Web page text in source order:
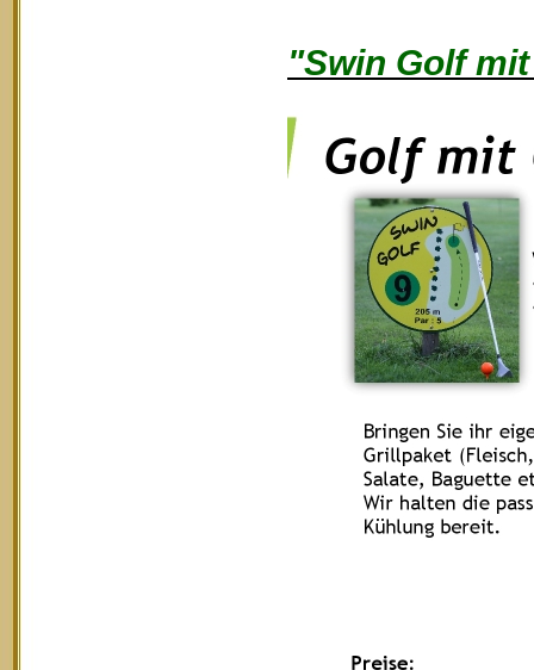
"Swin Golf